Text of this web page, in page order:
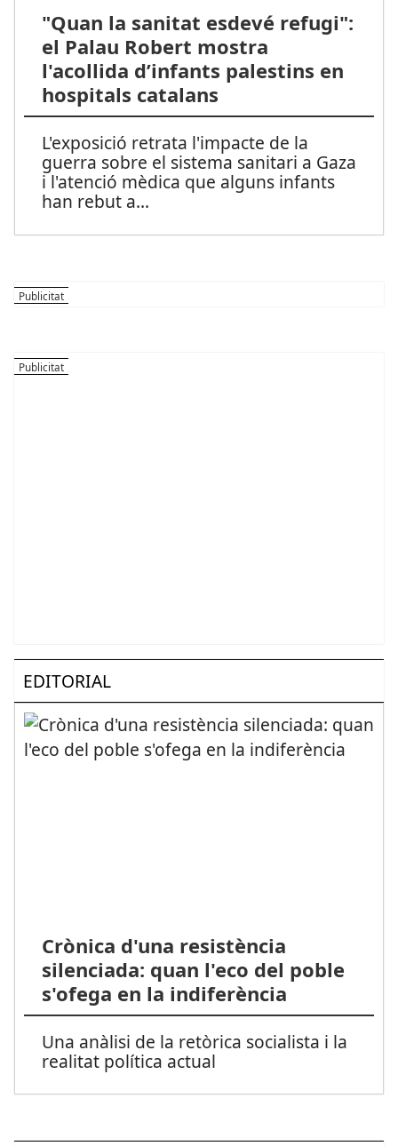
"Quan la sanitat esdevé refugi":
el Palau Robert mostra
l'acollida d’infants palestins en
hospitals catalans
L'exposició retrata l'impacte de la
guerra sobre el sistema sanitari a Gaza
i l'atenció mèdica que alguns infants
han rebut a...
EDITORIAL
Crònica d'una resistència
silenciada: quan l'eco del poble
s'ofega en la indiferència
Una anàlisi de la retòrica socialista i la
realitat política actual